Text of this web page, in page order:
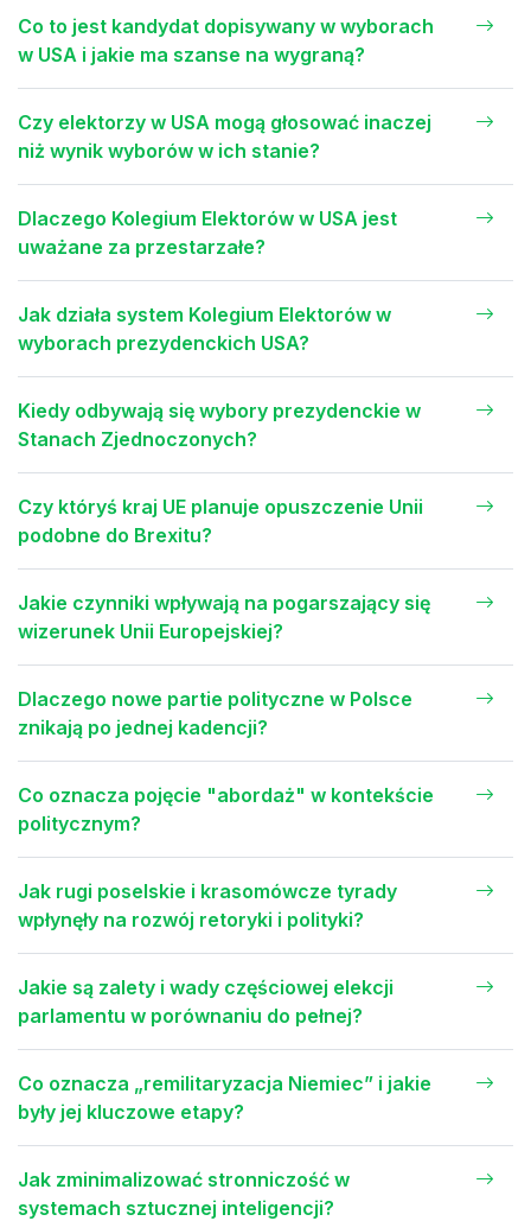
Co to jest kandydat dopisywany w wyborach
w USA i jakie ma szanse na wygraną?
Czy elektorzy w USA mogą głosować inaczej
niż wynik wyborów w ich stanie?
Dlaczego Kolegium Elektorów w USA jest
uważane za przestarzałe?
Jak działa system Kolegium Elektorów w
wyborach prezydenckich USA?
Kiedy odbywają się wybory prezydenckie w
Stanach Zjednoczonych?
Czy któryś kraj UE planuje opuszczenie Unii
podobne do Brexitu?
Jakie czynniki wpływają na pogarszający się
wizerunek Unii Europejskiej?
Dlaczego nowe partie polityczne w Polsce
znikają po jednej kadencji?
Co oznacza pojęcie "abordaż" w kontekście
politycznym?
Jak rugi poselskie i krasomówcze tyrady
wpłynęły na rozwój retoryki i polityki?
Jakie są zalety i wady częściowej elekcji
parlamentu w porównaniu do pełnej?
Co oznacza „remilitaryzacja Niemiec” i jakie
były jej kluczowe etapy?
Jak zminimalizować stronniczość w
systemach sztucznej inteligencji?